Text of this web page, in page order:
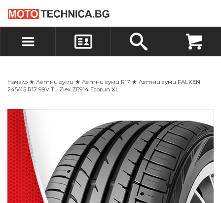
ВХОД
БЪРЗА ПОРЪЧКА ПОРЪЧКА
Начало ★ Летни гуми ★ Летни гуми R17 ★ Летни гуми FALKEN
245/45 R17 99V TL Ziex ZE914 Ecorun XL